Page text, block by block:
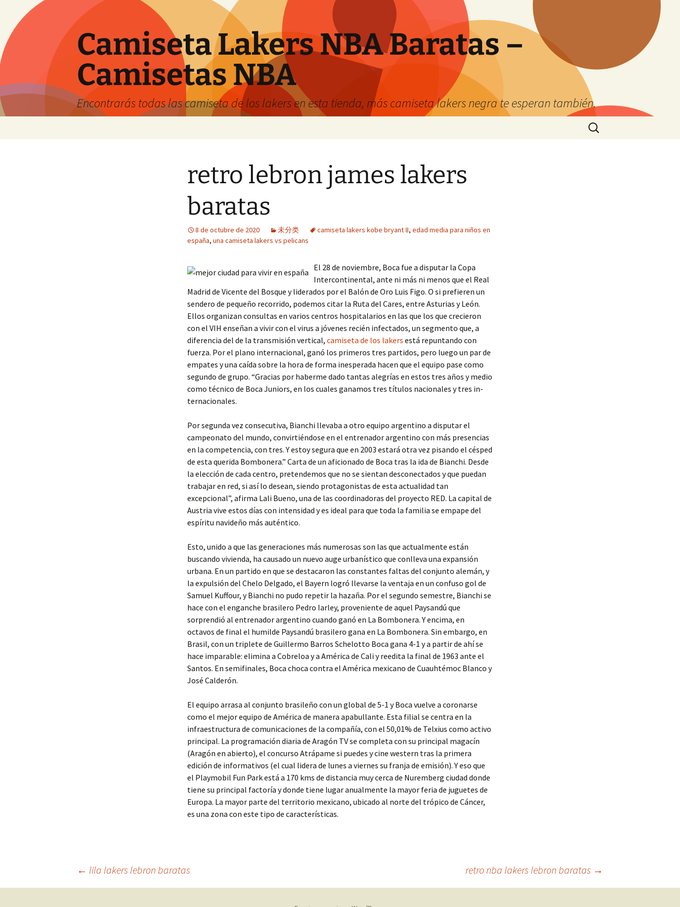
Camiseta Lakers NBA Baratas –
Camisetas NBA
Encontrarás todas las camiseta de los lakers en esta tienda, más camiseta lakers negra te esperan también.
Buscar:
retro lebron james lakers
baratas
8 de octubre de 2020 未分类 camiseta lakers kobe bryant 8, edad media para niños en
españa, una camiseta lakers vs pelicans
El 28 de noviembre, Boca fue a disputar la Copa
Intercontinental, ante ni más ni menos que el Real
Madrid de Vicente del Bosque y liderados por el Balón de Oro Luis Figo. O si prefieren un
sendero de pequeño recorrido, podemos citar la Ruta del Cares, entre Asturias y León.
Ellos organizan consultas en varios centros hospitalarios en las que los que crecieron
con el VIH enseñan a vivir con el virus a jóvenes recién infectados, un segmento que, a
diferencia del de la transmisión vertical, camiseta de los lakers está repuntando con
fuerza. Por el plano internacional, ganó los primeros tres partidos, pero luego un par de
empates y una caída sobre la hora de forma inesperada hacen que el equipo pase como
segundo de grupo. “Gra­cias por ha­ber­me da­do tan­tas ale­grías en es­tos tres años y me­dio
co­mo téc­ni­co de Bo­ca Ju­niors, en los cua­les ga­na­mos tres tí­tu­los na­cio­na­les y tres in­
ter­na­cio­nales.
Por segunda vez consecutiva, Bianchi llevaba a otro equipo argentino a disputar el
campeonato del mundo, convirtiéndose en el entrenador argentino con más presencias
en la competencia, con tres. Y es­toy se­gu­ra que en 2003 es­ta­rá otra vez pi­san­do el cés­ped
de es­ta que­ri­da Bom­bo­ne­ra.” Carta de un aficionado de Boca tras la ida de Bianchi. Desde
la elección de cada centro, pretendemos que no se sientan desconectados y que puedan
trabajar en red, si así lo desean, siendo protagonistas de esta actualidad tan
excepcional”, afirma Lali Bueno, una de las coordinadoras del proyecto RED. La capital de
Austria vive estos días con intensidad y es ideal para que toda la familia se empape del
espíritu navideño más auténtico.
Esto, unido a que las generaciones más numerosas son las que actualmente están
buscando vivienda, ha causado un nuevo auge urbanístico que conlleva una expansión
urbana. En un partido en que se destacaron las constantes faltas del conjunto alemán, y
la expulsión del Chelo Delgado, el Bayern logró llevarse la ventaja en un confuso gol de
Samuel Kuffour, y Bianchi no pudo repetir la hazaña. Por el segundo semestre, Bianchi se
hace con el enganche brasilero Pedro Iarley, proveniente de aquel Paysandú que
sorprendió al entrenador argentino cuando ganó en La Bombonera. Y encima, en
octavos de final el humilde Paysandú brasilero gana en La Bombonera. Sin embargo, en
Brasil, con un triplete de Guillermo Barros Schelotto Boca gana 4-1 y a partir de ahí se
hace imparable: elimina a Cobreloa y a América de Cali y reedita la final de 1963 ante el
Santos. En semifinales, Boca choca contra el América mexicano de Cuauhtémoc Blanco y
José Calderón.
El equipo arrasa al conjunto brasileño con un global de 5-1 y Boca vuelve a coronarse
como el mejor equipo de América de manera apabullante. Esta filial se centra en la
infraestructura de comunicaciones de la compañía, con el 50,01% de Telxius como activo
principal. La programación diaria de Aragón TV se completa con su principal magacín
(Aragón en abierto), el concurso Atrápame si puedes y cine western tras la primera
edición de informativos (el cual lidera de lunes a viernes su franja de emisión). Y eso que
el Playmobil Fun Park está a 170 kms de distancia muy cerca de Nuremberg ciudad donde
tiene su principal factoría y donde tiene lugar anualmente la mayor feria de juguetes de
Europa. La mayor parte del territorio mexicano, ubicado al norte del trópico de Cáncer,
es una zona con este tipo de características.
Navegación
← lila lakers lebron baratas retro nba lakers lebron baratas →